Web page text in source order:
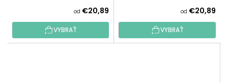
od €20,89
VYBRAŤ
od €20,89
VYBRAŤ